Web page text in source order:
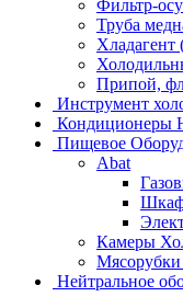
Фильтр-
Труба
Хладагент
Припой,
Инструмент
Кондиционеры
Пищевое
Abat
Камеры
Нейтральное